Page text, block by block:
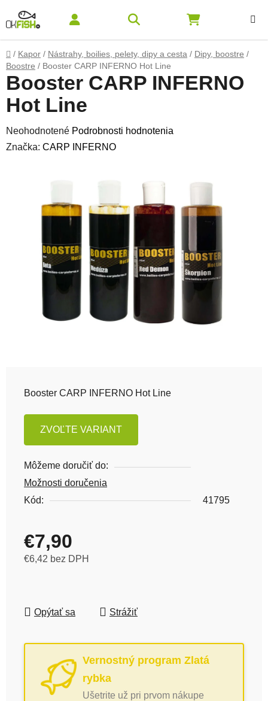
NÁKUPNÝ
Domov
/ Kapor / Nástrahy, boilies, pelety, dipy a cesta / Dipy, boostre /
Boostre / Booster CARP INFERNO Hot Line
Booster CARP INFERNO Hot Line
ZVOĽTE VARIANT
Môžeme doručiť do:
Možnosti doručenia
Kód:
41795
€7,90
€6,42 bez DPH
Opýtať sa Strážiť
Vernostný program Zlatá
rybka
Ušetrite už pri prvom nákupe
Booster CARP INFERNO
Hot Line
Priemerné hodnotenie produktu je 0,0 z 5 hviezdičiek.
Neohodnotené Podrobnosti hodnotenia
Značka: CARP INFERNO